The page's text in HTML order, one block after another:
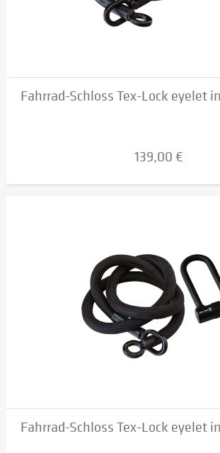
Fahrrad-Schloss Tex-Lock eyelet
139,00 €
Fahrrad-Schloss Tex-Lock eyelet